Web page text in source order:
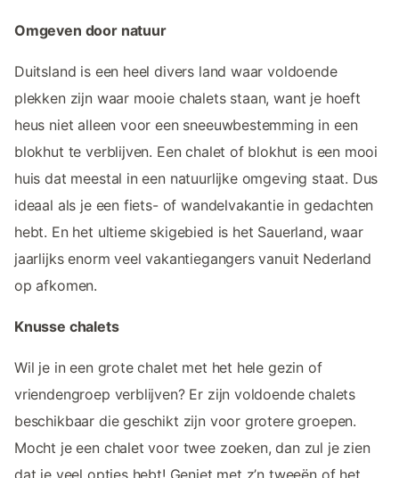
Omgeven door natuur
Duitsland is een heel divers land waar voldoende
plekken zijn waar mooie chalets staan, want je hoeft
heus niet alleen voor een sneeuwbestemming in een
blokhut te verblijven. Een chalet of blokhut is een mooi
huis dat meestal in een natuurlijke omgeving staat. Dus
ideaal als je een fiets- of wandelvakantie in gedachten
hebt. En het ultieme skigebied is het Sauerland, waar
jaarlijks enorm veel vakantiegangers vanuit Nederland
op afkomen.
Knusse chalets
Wil je in een grote chalet met het hele gezin of
vriendengroep verblijven? Er zijn voldoende chalets
beschikbaar die geschikt zijn voor grotere groepen.
Mocht je een chalet voor twee zoeken, dan zul je zien
dat je veel opties hebt! Geniet met z’n tweeën of het